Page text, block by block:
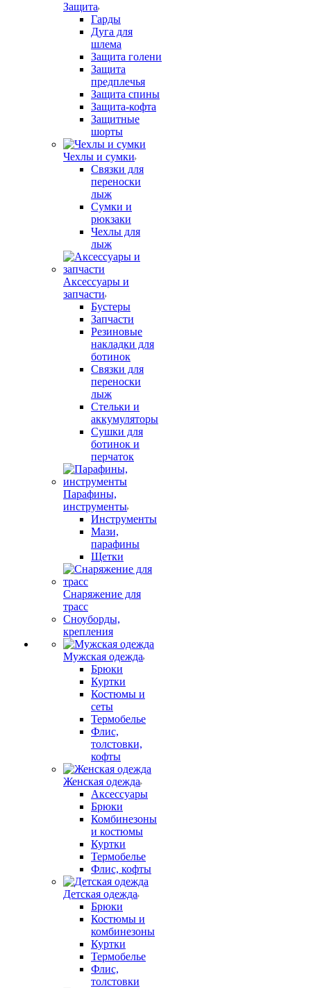
Защита
Гарды
Дуга для
шлема
Защита голени
Защита
предплечья
Защита спины
Защита-кофта
Защитные
шорты
Чехлы и сумки
Связки для
переноски
лыж
Сумки и
рюкзаки
Чехлы для
лыж
Аксессуары и
запчасти
Бустеры
Запчасти
Резиновые
накладки для
ботинок
Связки для
переноски
лыж
Стельки и
аккумуляторы
Сушки для
ботинок и
перчаток
Парафины,
инструменты
Инструменты
Мази,
парафины
Щетки
Снаряжение для
трасс
Сноуборды,
крепления
Мужская одежда
Брюки
Куртки
Костюмы и
сеты
Термобелье
Флис,
толстовки,
кофты
Женская одежда
Аксессуары
Брюки
Комбинезоны
и костюмы
Куртки
Термобелье
Флис, кофты
Детская одежда
Брюки
Костюмы и
комбинезоны
Куртки
Термобелье
Флис,
толстовки